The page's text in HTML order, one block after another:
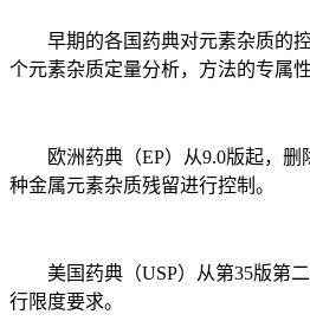
早期的各国药典对元素杂质的控
个元素杂质定量分析，方法的专属
欧洲药典（EP）从9.0版起，删
种金属元素杂质残留进行控制。
美国药典（USP）从第35版第二
行限度要求。